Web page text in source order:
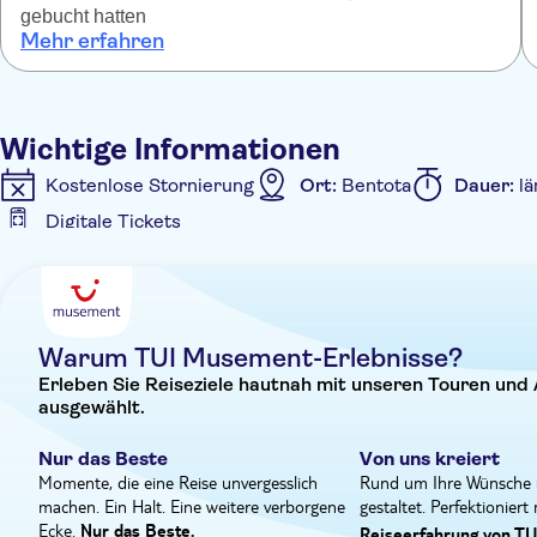
den malerischen Straßen und dem bunten Treiben der
Kirche und die beeindruckende weiße Moschee auf den
auch sehenswert. Das Mittagessen nehmen Sie in Galle
Schildkrötenaufzuchtstation. Diese
entscheidender Bedeutung, da sie einen sicheren Hafen
Schildkröten heranwachsen können.
gebucht hatten
Mehr erfahren
Wichtige Informationen
Kostenlose Stornierung Ort: Bentota Dauer:
Digitale Tickets
Eintritte inbegriffen
Warum TUI Musement-Erlebnisse?
Erleben Sie Reiseziele hautnah mit unseren Touren
ausgewählt.
Nur das Beste
Momente, die eine Reise unvergesslich
machen. Ein Halt. Eine weitere verborgene
Ecke.
Von uns kreiert
Rund um Ihre
gestaltet.